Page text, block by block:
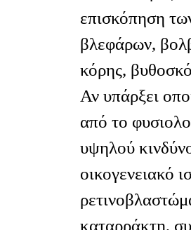
επισκόπηση
βλεφάρων,
κόρης,
Αν υπάρξει
από το
υψηλού
οικογενειακό
καταρράκτη,